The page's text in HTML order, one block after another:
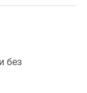
без